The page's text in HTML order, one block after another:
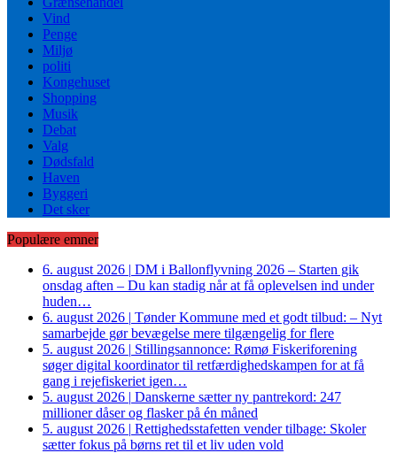
Vind
Penge
Miljø
politi
Kongehuset
Shopping
Musik
Debat
Valg
Dødsfald
Haven
Byggeri
Det sker
Populære emner
6. august 2026 | DM i Ballonflyvning 2026 – Starten gik
onsdag aften – Du kan stadig når at få oplevelsen ind under
huden…
6. august 2026 | Tønder Kommune med et godt tilbud: – Nyt
samarbejde gør bevægelse mere tilgængelig for flere
5. august 2026 | Stillingsannonce: Rømø Fiskeriforening
søger digital koordinator til retfærdighedskampen for at få
gang i rejefiskeriet igen…
5. august 2026 | Danskerne sætter ny pantrekord: 247
millioner dåser og flasker på én måned
5. august 2026 | Rettighedsstafetten vender tilbage: Skoler
sætter fokus på børns ret til et liv uden vold